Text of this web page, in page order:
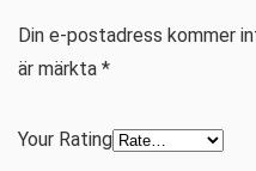
Din e-postadress kommer
är märkta *
Your Rating